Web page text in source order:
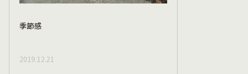
季節感
2019.12.21